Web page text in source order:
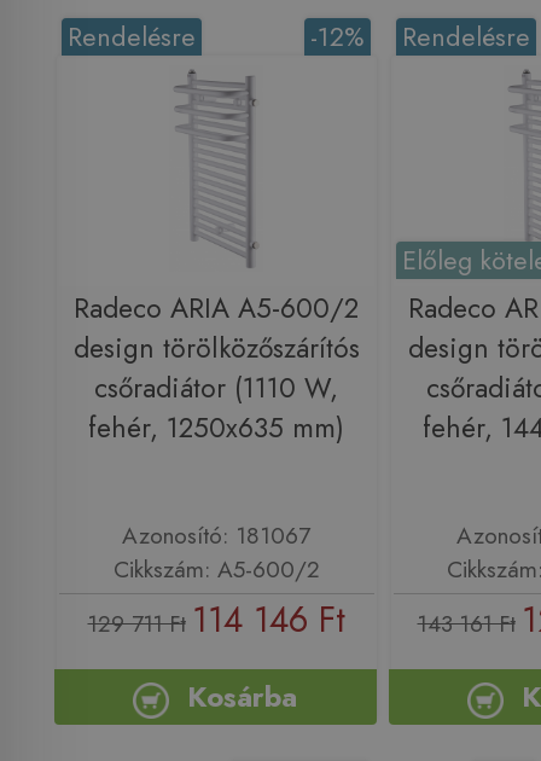
-12%
Rendelésre
Radeco ARIA A5-600/2
design törölközőszárítós
csőradiátor (1110 W,
fehér, 1250x635 mm)
Azonosító: 181067
Cikkszám: A5-600/2
129 711 Ft 114 146 Ft
Kosárba
Rendelésre
Előleg
Radeco
design
fehér,
143 161 Ft